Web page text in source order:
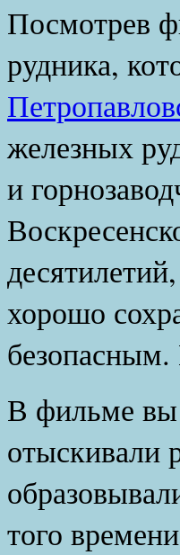
Посмотрев
рудника,
железных
и
хорошо
безопасным.
В фильме вы
отыскивали
того